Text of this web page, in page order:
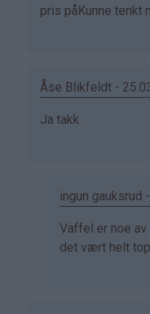
svar
(ikke
pris påKunne tenkt
Åse Blikfeldt -
Som
Henriette
bekreftet)
Ja takk.
ingun gauksrud
Som
svar
Vaffel er noe av
det vært helt